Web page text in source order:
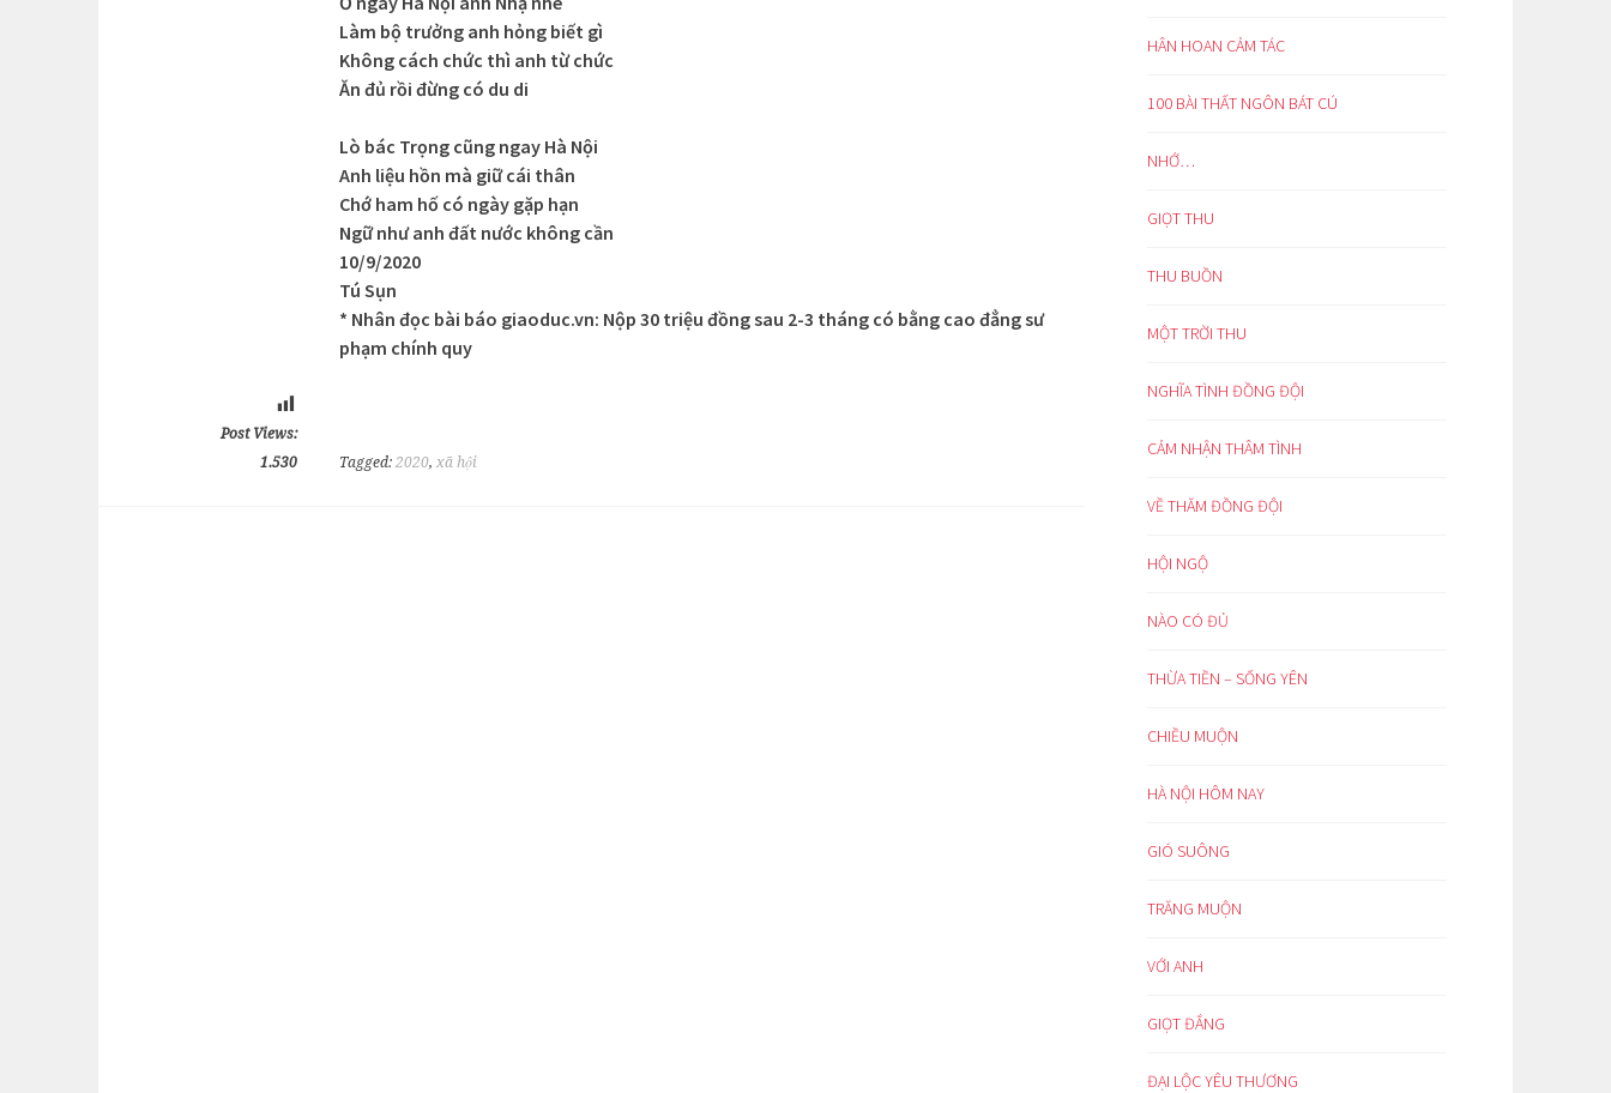
Làm bộ trưởng anh hỏng biết gì
Không cách chức thì anh từ chức
Ăn đủ rồi đừng có du di
Lò bác Trọng cũng ngay Hà Nội
Anh liệu hồn mà giữ cái thân
Chớ ham hố có ngày gặp hạn
Ngữ như anh đất nước không cần
10/9/2020
Tú Sụn
* Nhân đọc bài báo giaoduc.vn: Nộp 30 triệu đồng sau 2-3 tháng có bằng cao đẳng sư
phạm chính quy
Post Views:
1.530
Tagged: 2020, xã hội
HÂN HOAN CẢM TÁC
100 BÀI THẤT NGÔN BÁT CÚ
NHỚ…
GIỌT THU
THU BUỒN
MỘT TRỜI THU
NGHĨA TÌNH ĐỒNG ĐỘI
CẢM NHẬN THÂM TÌNH
VỀ THĂM ĐỒNG ĐỘI
HỘI NGỘ
NÀO CÓ ĐỦ
THỪA TIỀN – SỐNG YÊN
CHIỀU MUỘN
HÀ NỘI HÔM NAY
GIÓ SUÔNG
TRĂNG MUỘN
VỚI ANH
GIỌT ĐẮNG
ĐẠI LỘC YÊU THƯƠNG